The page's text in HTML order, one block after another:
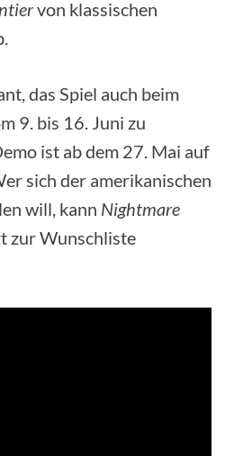
von klassischen
das Spiel auch beim
9. bis 16. Juni zu
ist ab dem 27. Mai auf
sich der amerikanischen
will, kann Nightmare
zur Wunschliste